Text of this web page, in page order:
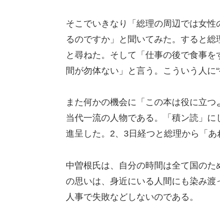
そこでいきなり「総理の周辺では女
るのですか」と聞いてみた。すると
と尋ねた。そして「仕事の後で食事
間が勿体ない」と言う。こういう人に
また何かの機会に「この本は役に立
当代一流の人物である。「積ン読」
進呈した。2、3日経つと総理から「
中曽根氏は、自分の時間は全て国の
の思いは、身近にいる人間にも染み
人事で失敗などしないのである。